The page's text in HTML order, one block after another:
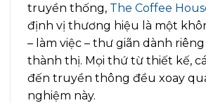
truyền thống, The Coffee
định vị thương hiệu là một
– làm việc – thư giãn dành
thành thị. Mọi thứ từ thiết kế,
đến truyền thông đều xoay
nghiệm này.